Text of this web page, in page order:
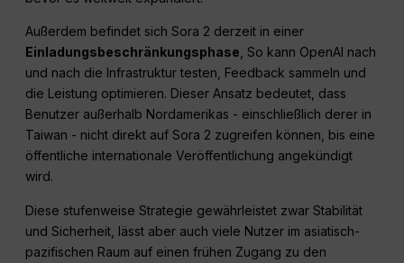
Außerdem befindet sich Sora 2 derzeit in einer
Einladungsbeschränkungsphase , So kann OpenAI nach
und nach die Infrastruktur testen, Feedback sammeln und
die Leistung optimieren. Dieser Ansatz bedeutet, dass
Benutzer außerhalb Nordamerikas - einschließlich derer in
Taiwan - nicht direkt auf Sora 2 zugreifen können, bis eine
öffentliche internationale Veröffentlichung angekündigt
wird.
Diese stufenweise Strategie gewährleistet zwar Stabilität
und Sicherheit, lässt aber auch viele Nutzer im asiatisch-
pazifischen Raum auf einen frühen Zugang zu den